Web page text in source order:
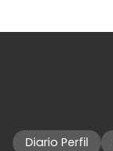
Diario Perfil